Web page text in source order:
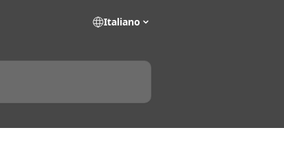
Italiano